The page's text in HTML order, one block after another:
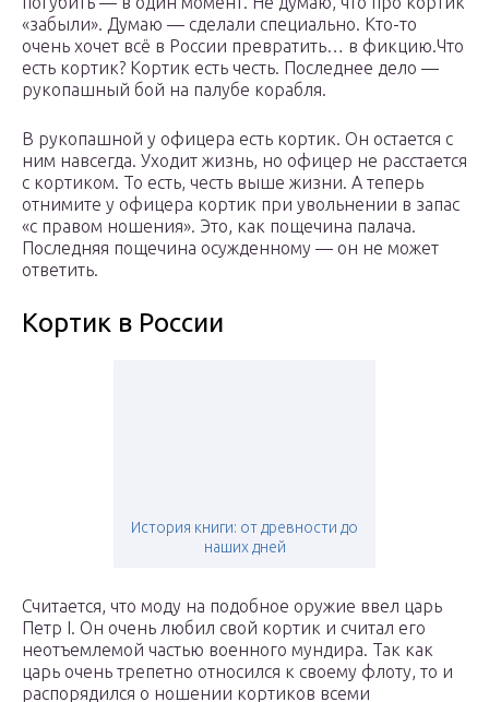
«забыли». Думаю — сделали специально. Кто-то
очень хочет всё в России превратить… в фикцию.Что
есть кортик? Кортик есть честь. Последнее дело —
рукопашный бой на палубе корабля.
В рукопашной у офицера есть кортик. Он остается с
ним навсегда. Уходит жизнь, но офицер не расстается
с кортиком. То есть, честь выше жизни. А теперь
отнимите у офицера кортик при увольнении в запас
«с правом ношения». Это, как пощечина палача.
Последняя пощечина осужденному — он не может
ответить.
Кортик в России
История книги: от древности до
наших дней
Считается, что моду на подобное оружие ввел царь
Петр I. Он очень любил свой кортик и считал его
неотъемлемой частью военного мундира. Так как
царь очень трепетно относился к своему флоту, то и
распорядился о ношении кортиков всеми